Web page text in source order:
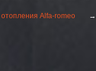
Alfa-romeo